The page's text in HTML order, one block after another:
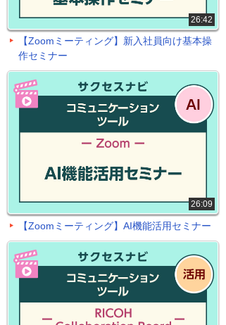
26:42
【Zoomミーティング】新入社員向け基本操
作セミナー
26:09
【Zoomミーティング】AI機能活用セミナー